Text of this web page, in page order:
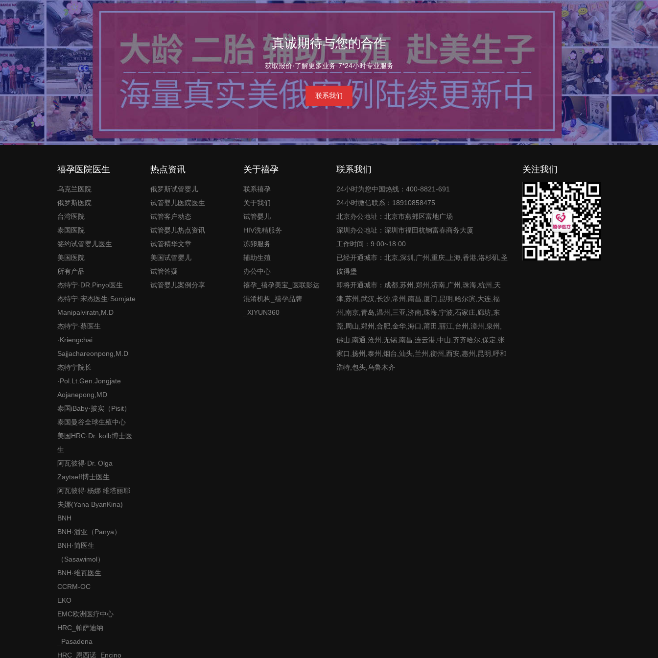
真诚期待与您的合作
获取报价·了解更多业务·7*24小时专业服务
联系我们
禧孕医院医生
乌克兰医院
俄罗斯医院
台湾医院
泰国医院
签约试管婴儿医生
美国医院
所有产品
杰特宁·DR.Pinyo医生
杰特宁·宋杰医生·Somjate
Manipalviratn,M.D
杰特宁·蔡医生
·Kriengchai
Sajjachareonpong,M.D
杰特宁院长
·Pol.Lt.Gen.Jongjate
Aojanepong,MD
泰国iBaby·披实（Pisit）
泰国曼谷全球生殖中心
美国HRC·Dr. kolb博士医
生
阿瓦彼得·Dr. Olga
Zaytseff博士医生
阿瓦彼得·杨娜 维塔丽耶
夫娜(Yana ByanKina)
BNH
BNH·潘亚（Panya）
BNH·简医生
（Sasawimol）
BNH·维瓦医生
CCRM-OC
EKO
EMC欧洲医疗中心
HRC_帕萨迪纳
_Pasadena
HRC_恩西诺_Encino
热点资讯
俄罗斯试管婴儿
试管婴儿医院医生
试管客户动态
试管婴儿热点资讯
试管精华文章
美国试管婴儿
试管答疑
试管婴儿案例分享
关于禧孕
联系禧孕
关于我们
试管婴儿
HIV洗精服务
冻卵服务
辅助生殖
办公中心
禧孕_禧孕美宝_医联影达
混淆机构_禧孕品牌
_XIYUN360
联系我们
24小时为您中国热线：400-8821-691
24小时微信联系：18910858475
北京办公地址：北京市燕郊区富地广场
深圳办公地址：深圳市福田杭钢富春商务大厦
工作时间：9:00~18:00
已经开通城市：北京,深圳,广州,重庆,上海,香港,洛杉矶,圣
彼得堡
即将开通城市：成都,苏州,郑州,济南,广州,珠海,杭州,天
津,苏州,武汉,长沙,常州,南昌,厦门,昆明,哈尔滨,大连,福
州,南京,青岛,温州,三亚,济南,珠海,宁波,石家庄,廊坊,东
莞,周山,郑州,合肥,金华,海口,莆田,丽江,台州,漳州,泉州,
佛山,南通,沧州,无锡,南昌,连云港,中山,齐齐哈尔,保定,张
家口,扬州,泰州,烟台,汕头,兰州,衡州,西安,惠州,昆明,呼和
浩特,包头,乌鲁木齐
关注我们